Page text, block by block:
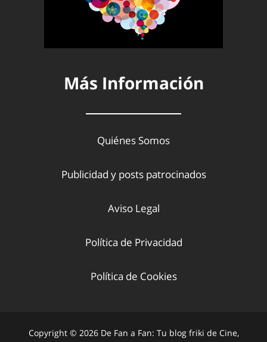
Más Información
Quiénes Somos
Publicidad y posts patrocinados
Aviso Legal
Política de Privacidad
Política de Cookies
Copyright © 2026 De Fan a Fan: Tu blog friki de Cine,